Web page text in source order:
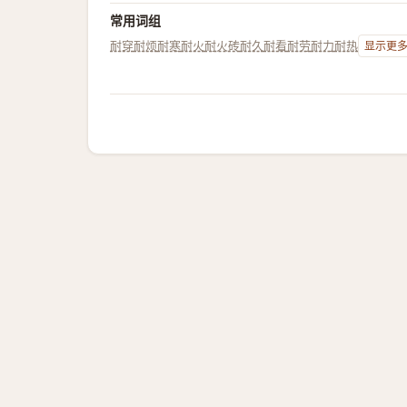
常用词组
耐穿耐烦耐寒耐火耐火砖耐久耐看耐劳耐力耐热 显示更